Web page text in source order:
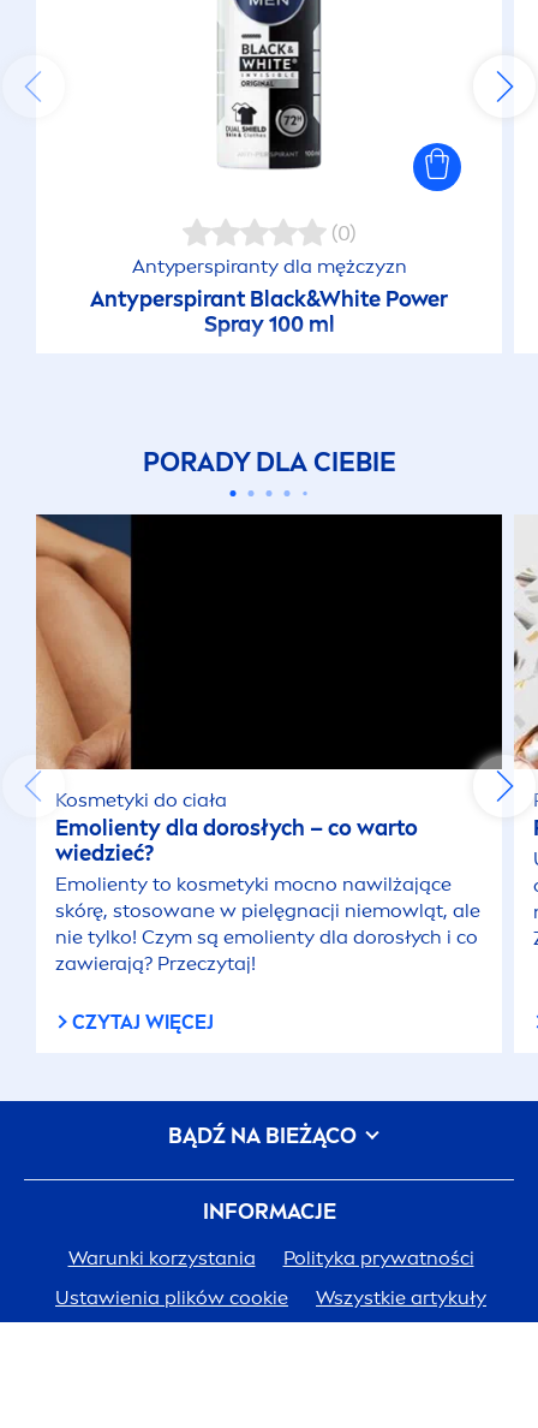
(0)
Antyperspiranty dla mężczyzn
AntyperspirantBlack&White Power
Spray 100 ml
PORADY DLA CIEBIE
Kosmetyki do ciała
Emolienty dla dorosłych – co warto
wiedzieć?
Emolienty to kosmetyki mocno nawilżające
skórę, stosowane w pielęgnacji niemowląt, ale
nie tylko! Czym są emolienty dla dorosłych i co
zawierają? Przeczytaj!
CZYTAJ WIĘCEJ
INFORMACJE
Warunki korzystania
Polityka prywatności
Ustawienia plików cookie
Wszystkie artykuły
BĄDŹ NA BIEŻĄCO